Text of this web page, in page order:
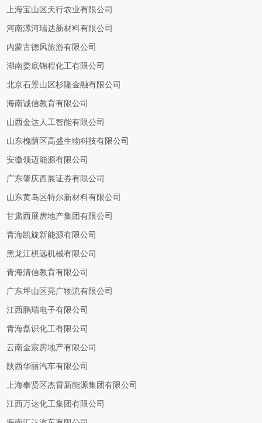
上海宝山区天行农业有限公司
河南漯河瑞达新材料有限公司
内蒙古德风旅游有限公司
湖南娄底锦程化工有限公司
北京石景山区杉隆金融有限公司
海南诚信教育有限公司
山西金达人工智能有限公司
山东槐荫区高盛生物科技有限公司
安徽领迈能源有限公司
广东肇庆西展证券有限公司
山东黄岛区特尔新材料有限公司
甘肃西展房地产集团有限公司
青海凯旋新能源有限公司
黑龙江棋远机械有限公司
青海清信教育有限公司
广东坪山区亮广物流有限公司
江西鹏瑞电子有限公司
青海磊识化工有限公司
云南金宸房地产有限公司
陕西华丽汽车有限公司
上海奉贤区杰霄新能源集团有限公司
江西万达化工集团有限公司